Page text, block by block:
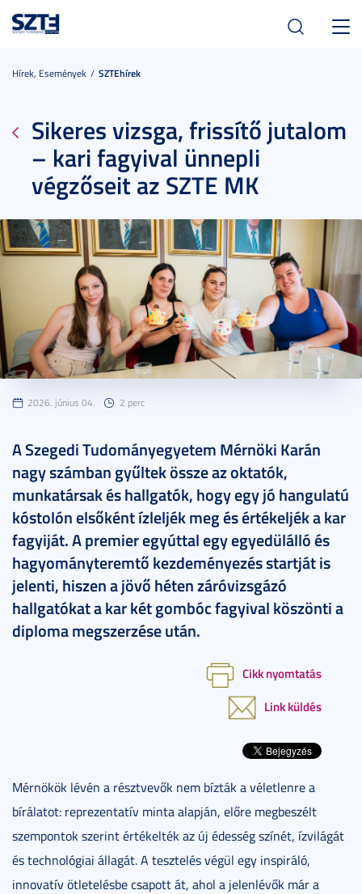
Hírek, Események SZTEhírek
Sikeres vizsga, frissítő jutalom
– kari fagyival ünnepli
végzőseit az SZTE MK
2026. június 04. 2 perc
A Szegedi Tudományegyetem Mérnöki Karán
nagy számban gyűltek össze az oktatók,
munkatársak és hallgatók, hogy egy jó hangulatú
kóstolón elsőként ízleljék meg és értékeljék a kar
fagyiját. A premier egyúttal egy egyedülálló és
hagyományteremtő kezdeményezés startját is
jelenti, hiszen a jövő héten záróvizsgázó
hallgatókat a kar két gombóc fagyival köszönti a
diploma megszerzése után.
Cikk nyomtatás
Link küldés
Mérnökök lévén a résztvevők nem bízták a véletlenre a
bírálatot: reprezentatív minta alapján, előre megbeszélt
szempontok szerint értékelték az új édesség színét, ízvilágát
és technológiai állagát. A tesztelés végül egy inspiráló,
innovatív ötletelésbe csapott át, ahol a jelenlévők már a